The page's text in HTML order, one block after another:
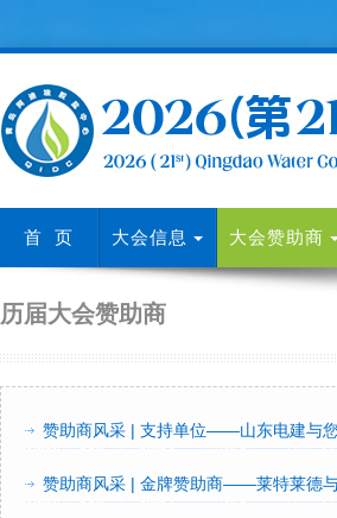
首 页 大会信息 大会赞助商
历届大会赞助商